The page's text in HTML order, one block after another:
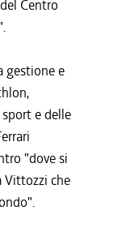
Centro
gestione e
e delle
"dove si
Vittozzi che